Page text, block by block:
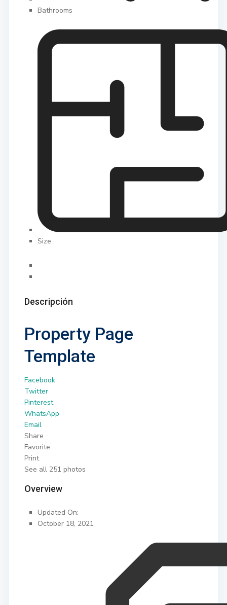
Bathrooms
Size
Descripción
Property Page
Template
Facebook
Twitter
Pinterest
WhatsApp
Email
Share
Favorite
Print
See all 251 photos
Overview
Updated On:
October 18, 2021